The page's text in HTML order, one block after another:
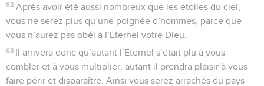
62 Après avoir été aussi nombreux que les étoiles du ciel,
vous ne serez plus qu’une poignée d’hommes, parce que
vous n’aurez pas obéi à l’Eternel votre Dieu.
63 Il arrivera donc qu’autant l’Eternel s’était plu à vous
combler et à vous multiplier, autant il prendra plaisir à vous
faire périr et disparaître. Ainsi vous serez arrachés du pays